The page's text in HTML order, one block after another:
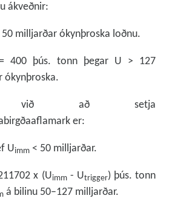
ákveðnir:
50 milljarðar ókynþroska loðnu.
400 þús. tonn þegar U > 127
ókynþroska.
við að setja
er:
Uimm < 50 milljarðar.
x (Uimm- Utrigger) þús. tonn
á bilinu 50–127 milljarðar.